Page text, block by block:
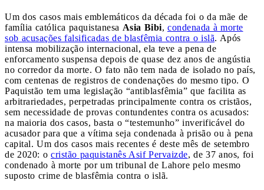
Um dos casos mais emblemáticos da década foi o da mãe de
família católica paquistanesa Asia Bibi, condenada à morte
sob acusações falsificadas de blasfêmia contra o islã. Após
intensa mobilização internacional, ela teve a pena de
enforcamento suspensa depois de quase dez anos de angústia
no corredor da morte. O fato não tem nada de isolado no país,
com centenas de registros de condenações do mesmo tipo. O
Paquistão tem uma legislação “antiblasfêmia” que facilita as
arbitrariedades, perpetradas principalmente contra os cristãos,
sem necessidade de provas contundentes contra os acusados:
na maioria dos casos, basta o “testemunho” inverificável do
acusador para que a vítima seja condenada à prisão ou à pena
capital. Um dos casos mais recentes é deste mês de setembro
de 2020: o cristão paquistanês Asif Pervaizde, de 37 anos, foi
condenado à morte por um tribunal de Lahore pelo mesmo
suposto crime de blasfêmia contra o islã.